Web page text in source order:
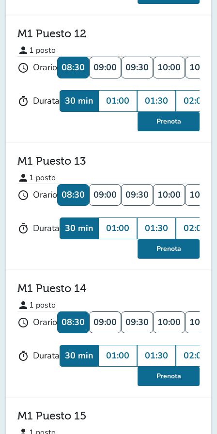
M1 Puesto 12
person 1 posto
schedule Orario 08:30 09:00 09:30 10:00 10:30
timer Durata 30 min 01:00 01:30 02:00
Prenota
M1 Puesto 13
person 1 posto
schedule Orario 08:30 09:00 09:30 10:00 10:30
timer Durata 30 min 01:00 01:30 02:00
Prenota
M1 Puesto 14
person 1 posto
schedule Orario 08:30 09:00 09:30 10:00 10:30
timer Durata 30 min 01:00 01:30 02:00
Prenota
M1 Puesto 15